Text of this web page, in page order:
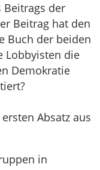
der
Beitrag hat den
Buch der beiden
Lobbyisten die
Demokratie
Absatz aus
in